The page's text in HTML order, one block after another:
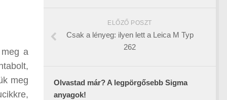
a
meg
ELŐZŐ POSZT
Csak a lényeg: ilyen lett a Leica M Typ
262
Olvastad már? A legpörgősebb Sigma
anyagok!